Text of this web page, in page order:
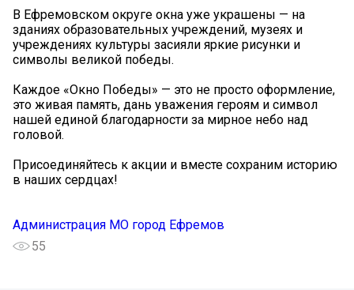
В Ефремовском округе окна уже украшены — на
зданиях образовательных учреждений, музеях и
учреждениях культуры засияли яркие рисунки и
символы великой победы.
Каждое «Окно Победы» — это не просто оформление,
это живая память, дань уважения героям и символ
нашей единой благодарности за мирное небо над
головой.
Присоединяйтесь к акции и вместе сохраним историю
в наших сердцах!
Администрация МО город Ефремов
55